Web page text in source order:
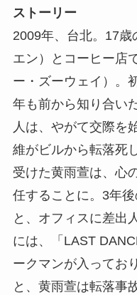
ストーリー
2009年、台北。17歳
エン）とコーヒー店
ー・ズーウェイ）。
年も前から知り合い
人は、やがて交際を
維がビルから転落死
受けた黄雨萱は、心
任することに。3年
と、オフィスに差出
には、「LAST
ークマンが入ってお
と、黄雨萱は転落事